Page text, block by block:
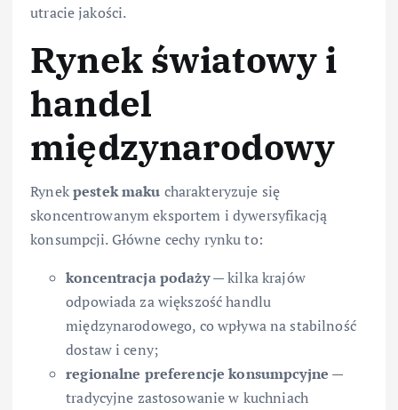
utracie jakości.
Rynek światowy i
handel
międzynarodowy
Rynekpestek maku charakteryzuje się
skoncentrowanym eksportem i dywersyfikacją
konsumpcji. Główne cechy rynku to:
koncentracja podaży— kilka krajów
odpowiada za większość handlu
międzynarodowego, co wpływa na stabilność
dostaw i ceny;
regionalne preferencje konsumpcyjne —
tradycyjne zastosowanie w kuchniach